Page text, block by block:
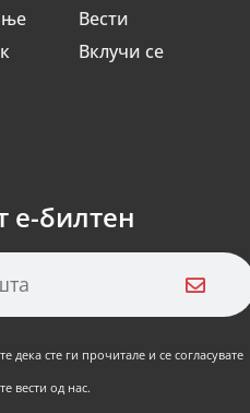
Вести
Вклучи се
е-билтен
дека сте ги прочитале и се согласувате
вести од нас.